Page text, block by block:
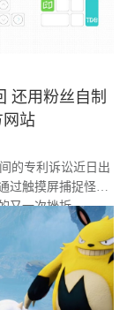
还用粉丝自制
网站
的专利诉讼近日出
过触摸屏捕捉怪物
又一次挫折。